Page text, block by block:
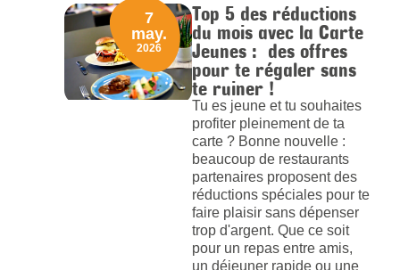
Top 5 des réductions
du mois avec la Carte
Jeunes : des offres
pour te régaler sans
te ruiner !
Tu es jeune et tu souhaites
profiter pleinement de ta
carte ? Bonne nouvelle :
beaucoup de restaurants
partenaires proposent des
réductions spéciales pour te
faire plaisir sans dépenser
trop d'argent. Que ce soit
pour un repas entre amis,
un déjeuner rapide ou une
7
may.
2026